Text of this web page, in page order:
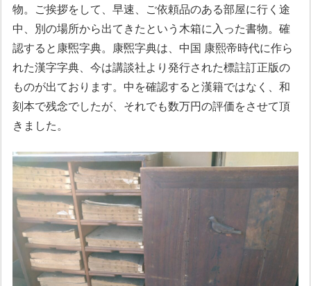
物。ご挨拶をして、早速、ご依頼品のある部屋に行く途
中、別の場所から出てきたという木箱に入った書物。確
認すると康煕字典。康煕字典は、中国 康熙帝時代に作ら
れた漢字字典、今は講談社より発行された標註訂正版の
ものが出ております。中を確認すると漢籍ではなく、和
刻本で残念でしたが、それでも数万円の評価をさせて頂
きました。